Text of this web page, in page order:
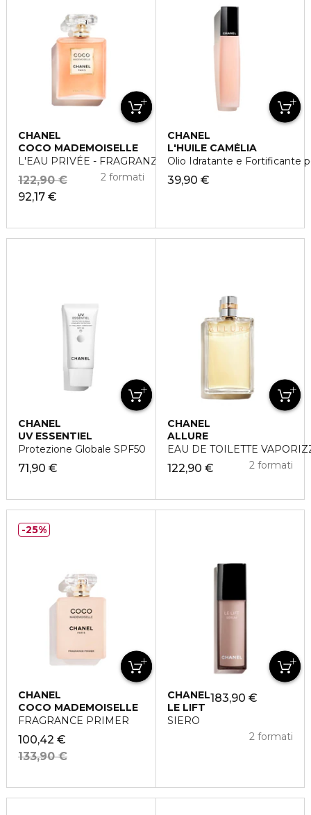
CHANEL
COCO MADEMOISELLE
L'EAU PRIVÉE - FRAGRANZA PER LA NOTTE
92,17 €
122,90 € 2 formati
CHANEL
L'HUILE CAMÉLIA
Olio Idratante e Fortificante
39,90 €
CHANEL
UV ESSENTIEL
Protezione Globale SPF50
71,90 €
CHANEL
ALLURE
EAU DE TOILETTE
122,90 € 2 formati
CHANEL
COCO MADEMOISELLE
FRAGRANCE PRIMER
100,42 €
133,90 €
25%
CHANEL
LE LIFT
SIERO
183,90 €
2 formati